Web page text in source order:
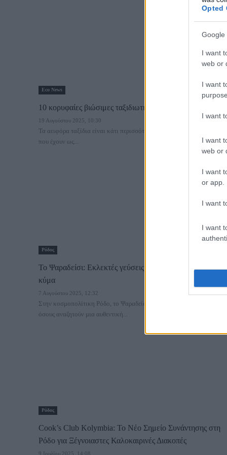
Opted
Google
I want
web or
I want
I want
I want
web or
I want
or app.
I want
I want
Eco News
10 κορυφαίες βιώσιμες ταξιδιωτικές εμπειρίες
19 Αυγούστου 2025, 10:30
Τα αειφόρα ταξίδια είναι κάτι περισσότερο από μια μόδα. Τα ταξίδια
που έχουν ως...
Ρόδος
Το Ψαραδείσι: Εκλεκτές γεύσεις θάλασσας δίπλα στο
κύμα
7 Αυγούστου 2025, 12:32
Στην κοσμοπολίτικη Ρόδο, το Ψαραδείσι είναι μια must επιλογή για
όσους αναζητούν μια αυθεντική...
Ρόδος
Cook’s Club Kolymbia: Το Νέο Σημείο Συνάντησης στη
Ρόδο για Ξέγνοιαστες Καλοκαιρινές Διακοπές
9 Ιουλίου 2025, 14:08